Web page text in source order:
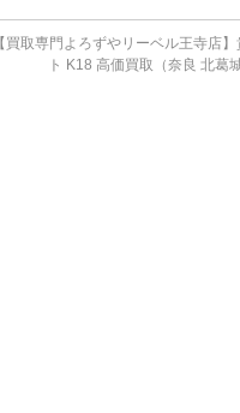
【買取専門よろずやリーベル王寺店
ト K18 高価買取（奈良 北葛